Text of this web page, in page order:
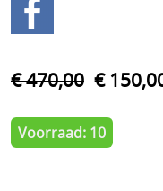
tot einde voorraad
Corbin zadels tot
Laarzen tot einde
€ 470,00 €
Voorraad: 10